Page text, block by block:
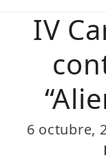
IV
6 octubre,